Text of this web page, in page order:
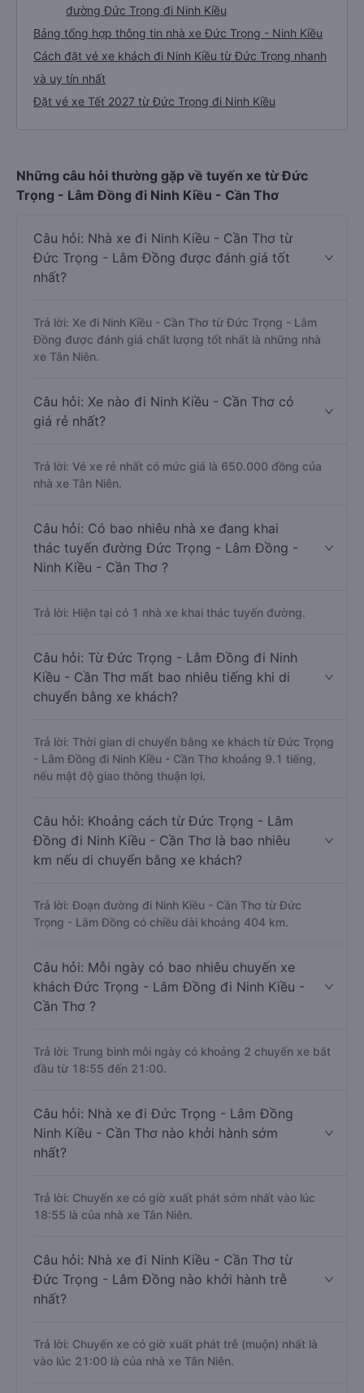
đường Đức Trọng đi Ninh Kiều
Bảng tổng hợp thông tin nhà xe Đức Trọng - Ninh Kiều
Cách đặt vé xe khách đi Ninh Kiều từ Đức Trọng nhanh
và uy tín nhất
Đặt vé xe Tết 2027 từ Đức Trọng đi Ninh Kiều
Những câu hỏi thường gặp về tuyến xe từ Đức
Trọng - Lâm Đồng đi Ninh Kiều - Cần Thơ
Câu hỏi: Nhà xe đi Ninh Kiều - Cần Thơ từ
Đức Trọng - Lâm Đồng được đánh giá tốt
nhất?
Trả lời: Xe đi Ninh Kiều - Cần Thơ từ Đức Trọng - Lâm
Đồng được đánh giá chất lượng tốt nhất là những nhà
xe Tân Niên.
Câu hỏi: Xe nào đi Ninh Kiều - Cần Thơ có
giá rẻ nhất?
Trả lời: Vé xe rẻ nhất có mức giá là 650.000 đồng của
nhà xe Tân Niên.
Câu hỏi: Có bao nhiêu nhà xe đang khai
thác tuyến đường Đức Trọng - Lâm Đồng -
Ninh Kiều - Cần Thơ ?
Trả lời: Hiện tại có 1 nhà xe khai thác tuyến đường.
Câu hỏi: Từ Đức Trọng - Lâm Đồng đi Ninh
Kiều - Cần Thơ mất bao nhiêu tiếng khi di
chuyển bằng xe khách?
Trả lời: Thời gian di chuyển bằng xe khách từ Đức Trọng
- Lâm Đồng đi Ninh Kiều - Cần Thơ khoảng 9.1 tiếng,
nếu mật độ giao thông thuận lợi.
Câu hỏi: Khoảng cách từ Đức Trọng - Lâm
Đồng đi Ninh Kiều - Cần Thơ là bao nhiêu
km nếu di chuyển bằng xe khách?
Trả lời: Đoạn đường đi Ninh Kiều - Cần Thơ từ Đức
Trọng - Lâm Đồng có chiều dài khoảng 404 km.
Câu hỏi: Mỗi ngày có bao nhiêu chuyến xe
khách Đức Trọng - Lâm Đồng đi Ninh Kiều -
Cần Thơ ?
Trả lời: Trung bình mỗi ngày có khoảng 2 chuyến xe bắt
đầu từ 18:55 đến 21:00.
Câu hỏi: Nhà xe đi Đức Trọng - Lâm Đồng
Ninh Kiều - Cần Thơ nào khởi hành sớm
nhất?
Trả lời: Chuyến xe có giờ xuất phát sớm nhất vào lúc
18:55 là của nhà xe Tân Niên.
Câu hỏi: Nhà xe đi Ninh Kiều - Cần Thơ từ
Đức Trọng - Lâm Đồng nào khởi hành trễ
nhất?
Trả lời: Chuyến xe có giờ xuất phát trễ (muộn) nhất là
vào lúc 21:00 là của nhà xe Tân Niên.